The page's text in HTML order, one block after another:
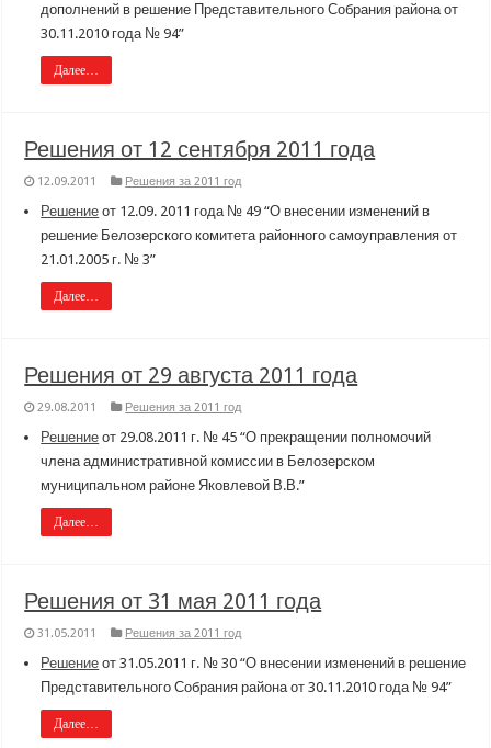
дополнений в решение Представительного Собрания района от
30.11.2010 года № 94”
Далее…
Решения от 12 сентября 2011 года
12.09.2011 Решения за 2011 год
Решение от 12.09. 2011 года № 49 “О внесении изменений в
решение Белозерского комитета районного самоуправления от
21.01.2005 г. № 3”
Далее…
Решения от 29 августа 2011 года
29.08.2011 Решения за 2011 год
Решение от 29.08.2011 г. № 45 “О прекращении полномочий
члена административной комиссии в Белозерском
муниципальном районе Яковлевой В.В.”
Далее…
Решения от 31 мая 2011 года
31.05.2011 Решения за 2011 год
Решение от 31.05.2011 г. № 30 “О внесении изменений в решение
Представительного Собрания района от 30.11.2010 года № 94”
Далее…